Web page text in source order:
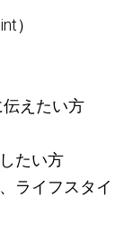
）
伝えたい方
たい方
ライフスタイ